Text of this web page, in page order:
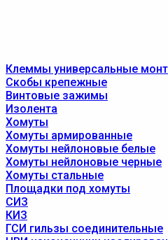
Клеммы универсальные
Скобы крепежные
Винтовые зажимы
Изолента
Хомуты
Хомуты армированные
Хомуты нейлоновые белые
Хомуты нейлоновые черные
Хомуты стальные
Площадки под хомуты
СИЗ
КИЗ
ГСИ гильзы соединительные